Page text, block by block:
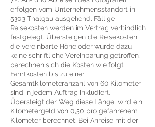
erfolgen vom Unternehmensstandort in
5303 Thalgau ausgehend. Fällige
Reisekosten werden im Vertrag verbindlich
festgelegt. Übersteigen die Reisekosten
die vereinbarte Höhe oder wurde dazu
keine schriftliche Vereinbarung getroffen,
berechnen sich die Kosten wie folgt:
Fahrtkosten bis zu einer
Gesamtkilometeranzahl von 60 Kilometer
sind in jedem Auftrag inkludiert.
Übersteigt der Weg diese Länge, wird ein
Kilometergeld von 0,50 pro gefahrenem
Kilometer berechnet. Bei Anreise mit der